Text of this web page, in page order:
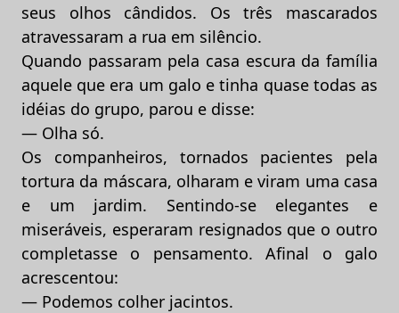
seus olhos cândidos. Os três mascarados
atravessaram a rua em silêncio.
Quando passaram pela casa escura da família
aquele que era um galo e tinha quase todas as
idéias do grupo, parou e disse:
— Olha só.
Os companheiros, tornados pacientes pela
tortura da máscara, olharam e viram uma casa
e um jardim. Sentindo-se elegantes e
miseráveis, esperaram resignados que o outro
completasse o pensamento. Afinal o galo
acrescentou:
— Podemos colher jacintos.